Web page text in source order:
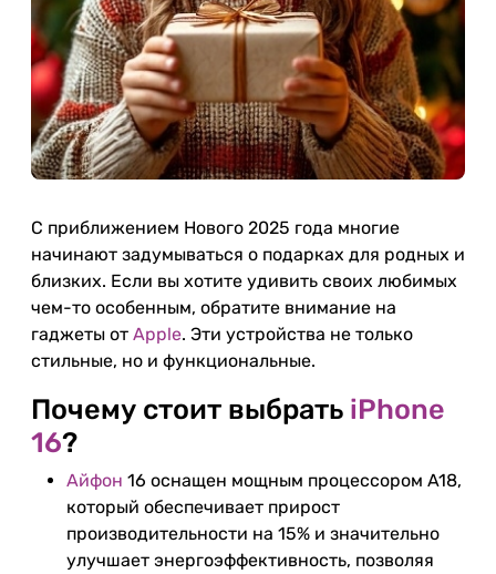
С приближением Нового 2025 года многие
начинают задумываться о подарках для родных и
близких. Если вы хотите удивить своих любимых
чем-то особенным, обратите внимание на
гаджеты от Apple. Эти устройства не только
стильные, но и функциональные.
Почему стоит выбрать iPhone
16?
Айфон 16 оснащен мощным процессором A18,
который обеспечивает прирост
производительности на 15% и значительно
улучшает энергоэффективность, позволяя